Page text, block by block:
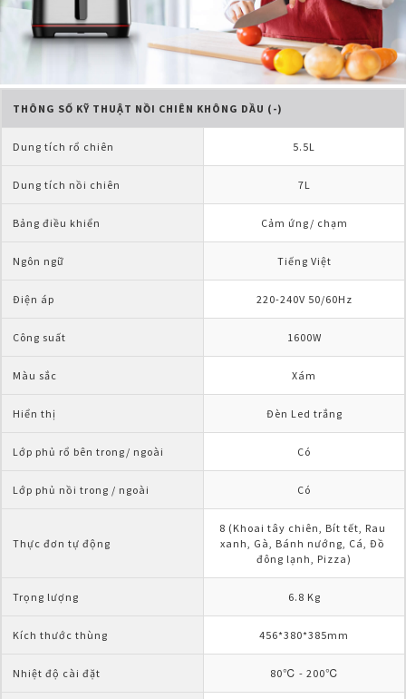
THÔNG SỐ KỸ THUẬT NỒI CHIÊN KHÔNG DẦU (-)
Dung tích rổ chiên 5.5L
Dung tích nồi chiên 7L
Bảng điều khiển Cảm ứng/ chạm
Ngôn ngữ Tiếng Việt
Điện áp 220-240V 50/60Hz
Công suất 1600W
Màu sắc Xám
Hiển thị Đèn Led trắng
Lớp phủ rổ bên trong/ ngoài Có
Lớp phủ nồi trong / ngoài Có
Thực đơn tự động
8 (Khoai tây chiên, Bít tết, Rau
xanh, Gà, Bánh nướng, Cá, Đồ
đông lạnh, Pizza)
Trọng lượng 6.8 Kg
Kích thước thùng 456*380*385mm
Nhiệt độ cài đặt 80℃ - 200℃